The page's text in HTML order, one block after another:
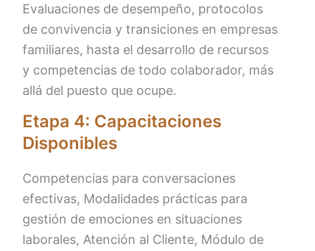
Evaluaciones de desempeño, protocolos
de convivencia y transiciones en empresas
familiares, hasta el desarrollo de recursos
y competencias de todo colaborador, más
allá del puesto que ocupe.
Etapa 4: Capacitaciones
Disponibles
Competencias para conversaciones
efectivas, Modalidades prácticas para
gestión de emociones en situaciones
laborales, Atención al Cliente, Módulo de